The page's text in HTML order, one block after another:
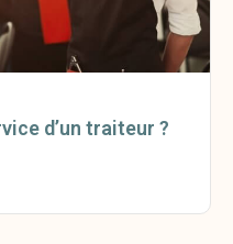
d’un traiteur ?